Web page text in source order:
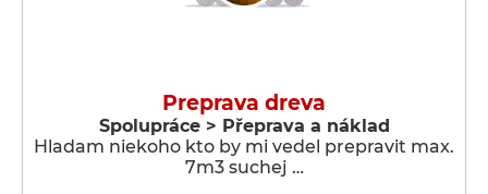
Preprava dreva
Spolupráce > Přeprava a náklad
Hladam niekoho kto by mi vedel prepravit max.
7m3 suchej …